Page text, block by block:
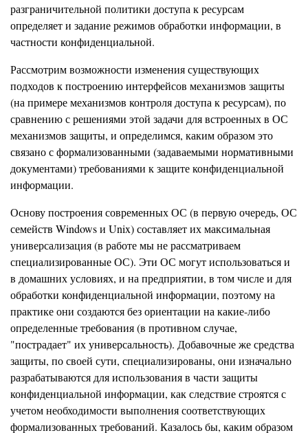
разграничительной политики доступа к ресурсам
определяет и задание режимов обработки информации, в
частности конфиденциальной.
Рассмотрим возможности изменения существующих
подходов к построению интерфейсов механизмов защиты
(на примере механизмов контроля доступа к ресурсам), по
сравнению с решениями этой задачи для встроенных в ОС
механизмов защиты, и определимся, каким образом это
связано с формализованными (задаваемыми нормативными
документами) требованиями к защите конфиденциальной
информации.
Основу построения современных ОС (в первую очередь, ОС
семейств Windows и Unix) составляет их максимальная
универсализация (в работе мы не рассматриваем
специализированные ОС). Эти ОС могут использоваться и
в домашних условиях, и на предприятии, в том числе и для
обработки конфиденциальной информации, поэтому на
практике они создаются без ориентации на какие-либо
определенные требования (в противном случае,
"пострадает" их универсальность). Добавочные же средства
защиты, по своей сути, специализированы, они изначально
разрабатываются для использования в части защиты
конфиденциальной информации, как следствие строятся с
учетом необходимости выполнения соответствующих
формализованных требований. Казалось бы, каким образом